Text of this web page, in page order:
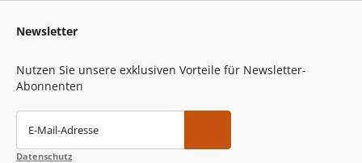
Newsletter
Nutzen Sie unsere exklusiven Vorteile für Newsletter-
Abonnenten
E-Mail-Adresse
Datenschutz